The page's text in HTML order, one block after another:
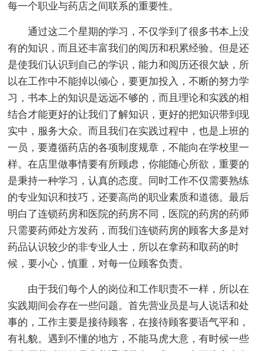
每一个职业与药店之间联系的重要性。
通过这二个星期的学习，不仅学到了很多书本上没
有的知识，而且还丰富我们的阅历和积累经验。但是还
是使我们认识到自己的学识，能力和阅历还很欠缺，所
以在工作中不能掉以倾心，要更加投入，不断的努力学
习，书本上的知识是远远不够的，而且理论和实践的相
结合才能更好的让我们了解知识，更好的把知识带到现
实中，服务大众。而且我们在实践过程中，也是上班的
一员，要遵循药店的各项制度规章，不能向在学校里一
样。在店里做事情要有所顾虑，你能随心所欲，重要的
是秉持一种学习，认真的态度。同时工作不仅需要熟练
的专业知识和技巧，还要高尚的职业素质和道德。最后
明白了连锁药房和医院的药房不同，医院的药房的药师
只需要药师处方发药，而我们连锁药房的顾客大多是对
药品认识较少的非专业人士，所以在拿药和取药的时
候，要小心，慎重，对每一位顾客负责。
由于我们每个人的岗位和工作职责不一样，所以在
实践期间会存在一些问题。首先营业员是与人说话和处
事的，工作主要是接待顾客，在接待顾客要语气平和，
有礼貌。遇到不懂的地方，不能马虎大意，有时候一些